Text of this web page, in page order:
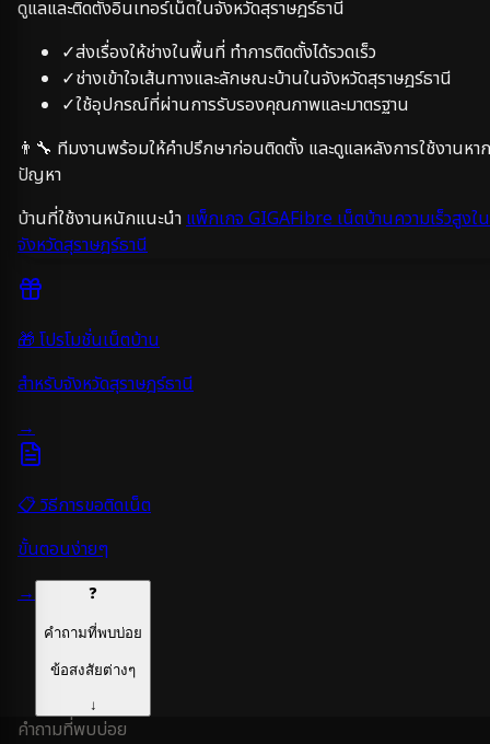
ดูแลและติดตั้งอินเทอร์เน็ตในจังหวัดสุราษฎร์ธานี
✓ส่งเรื่องให้ช่างในพื้นที่ ทำการติดตั้งได้รวดเร็ว
✓ช่างเข้าใจเส้นทางและลักษณะบ้านในจังหวัดสุราษฎร์ธานี
✓ใช้อุปกรณ์ที่ผ่านการรับรองคุณภาพและมาตรฐาน
👨‍🔧 ทีมงานพร้อมให้คำปรึกษาก่อนติดตั้ง และดูแลหลังการใช้งานหา
ปัญหา
บ้านที่ใช้งานหนักแนะนำ แพ็กเกจ GIGAFibre เน็ตบ้านความเร็วสูงใน
จังหวัดสุราษฎร์ธานี
🎁 โปรโมชั่นเน็ตบ้าน
สำหรับจังหวัดสุราษฎร์ธานี
→
📋 วิธีการขอติดเน็ต
ขั้นตอนง่ายๆ
→
❓
คำถามที่พบบ่อย
ข้อสงสัยต่างๆ
↓
คำถามที่พบบ่อย